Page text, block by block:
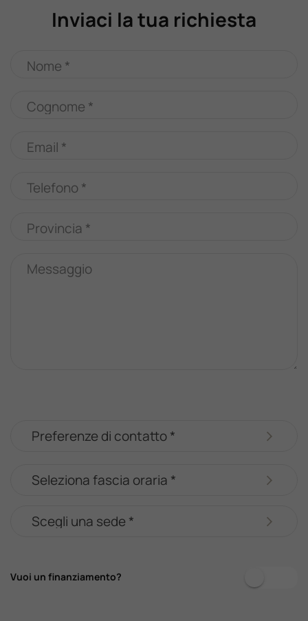
Inviaci la tua richiesta
Nome *
Cognome *
Email *
Telefono *
Provincia *
Messaggio
Vuoi un finanziamento?